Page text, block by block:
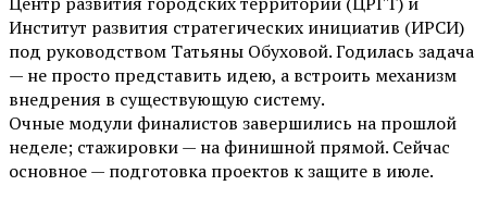
Институт развития стратегических инициатив (ИРСИ)
под руководством Татьяны Обуховой. Годилась задача
— не просто представить идею, а встроить механизм
внедрения в существующую систему.
Очные модули финалистов завершились на прошлой
неделе; стажировки — на финишной прямой. Сейчас
основное — подготовка проектов к защите в июле.